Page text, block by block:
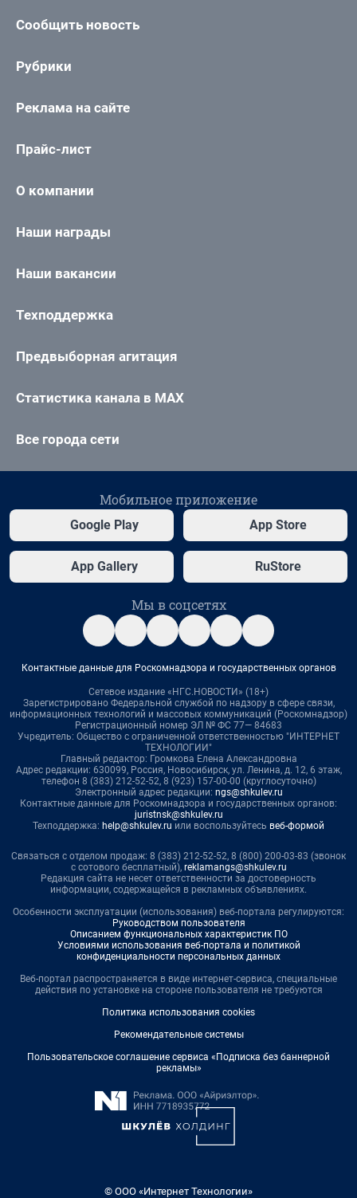
Сообщить новость
Рубрики
Реклама на сайте
Прайс-лист
О компании
Наши награды
Наши вакансии
Техподдержка
Предвыборная агитация
Статистика канала в MAX
Все города сети
Мобильное приложение
Google Play App Store
App Gallery RuStore
Мы в соцсетях
Контактные данные для Роскомнадзора и государственных органов
Сетевое издание «НГС.НОВОСТИ» (18+)
Зарегистрировано Федеральной службой по надзору в сфере связи,
информационных технологий и массовых коммуникаций (Роскомнадзор)
Регистрационный номер ЭЛ № ФС 77— 84683
Учредитель: Общество с ограниченной ответственностью "ИНТЕРНЕТ
ТЕХНОЛОГИИ"
Главный редактор: Громкова Елена Александровна
Адрес редакции: 630099, Россия, Новосибирск, ул. Ленина, д. 12, 6 этаж,
телефон 8 (383) 212-52-52, 8 (923) 157-00-00 (круглосуточно)
Электронный адрес редакции: ngs@shkulev.ru
Контактные данные для Роскомнадзора и государственных органов:
juristnsk@shkulev.ru
Техподдержка: help@shkulev.ru или воспользуйтесь веб-формой
Связаться с отделом продаж: 8 (383) 212-52-52, 8 (800) 200-03-83 (звонок
с сотового бесплатный), reklamangs@shkulev.ru
Редакция сайта не несет ответственности за достоверность
информации, содержащейся в рекламных объявлениях.
Особенности эксплуатации (использования) веб-портала регулируются:
Руководством пользователя
Описанием функциональных характеристик ПО
Условиями использования веб-портала и политикой
конфиденциальности персональных данных
Веб-портал распространяется в виде интернет-сервиса, специальные
действия по установке на стороне пользователя не требуются
Политика использования cookies
Рекомендательные системы
Пользовательское соглашение сервиса «Подписка без баннерной
рекламы»
© ООО «Интернет Технологии»